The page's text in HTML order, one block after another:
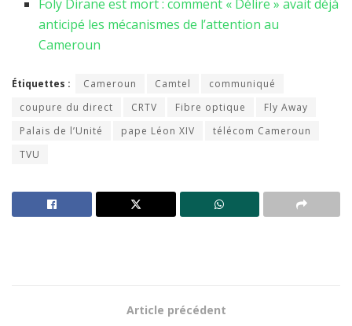
Foly Dirane est mort : comment « Délire » avait déjà
anticipé les mécanismes de l’attention au
Cameroun
Étiquettes : Cameroun Camtel
communiqué
coupure du direct
CRTV Fibre optique
Fly Away
Palais de l’Unité
pape Léon XIV
télécom Cameroun
TVU
Article précédent